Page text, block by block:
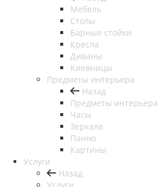
Мебель
Столы
Барные стойки
Кресла
Диваны
Киевницы
Предметы интерьера
Назад
Предметы интерьера
Часы
Зеркала
Панно
Картины
Услуги
Назад